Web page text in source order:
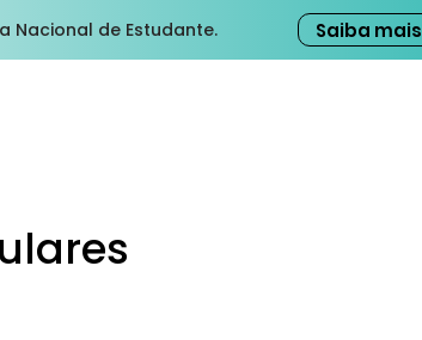
Nacional de Estudante. Saiba mais